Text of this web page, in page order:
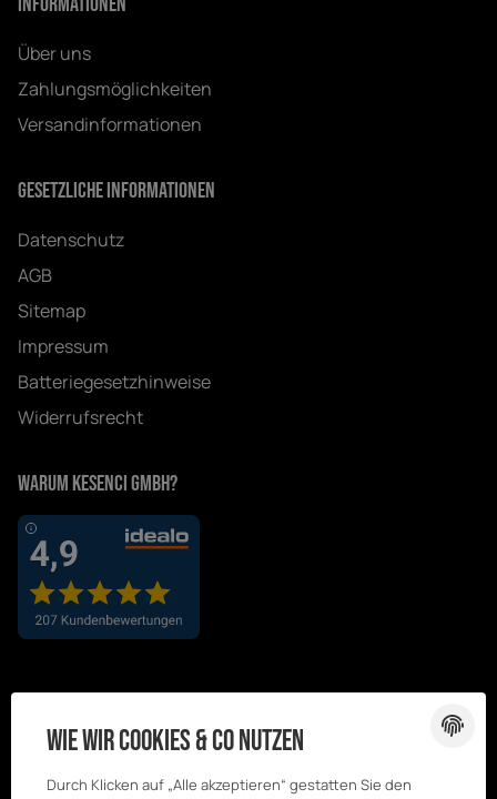
Über uns
Zahlungsmöglichkeiten
Versandinformationen
Gesetzliche Informationen
Datenschutz
AGB
Sitemap
Impressum
Batteriegesetzhinweise
Widerrufsrecht
Warum Kesenci GmbH?
Wie wir Cookies & Co nutzen
Durch Klicken auf „Alle akzeptieren“ gestatten Sie den